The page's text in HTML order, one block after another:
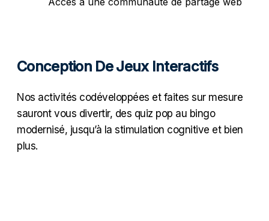
Conception De Jeux Interactifs
Nos activités codéveloppées et faites sur mesure
sauront vous divertir, des quiz pop au bingo
modernisé, jusqu’à la stimulation cognitive et bien
plus.